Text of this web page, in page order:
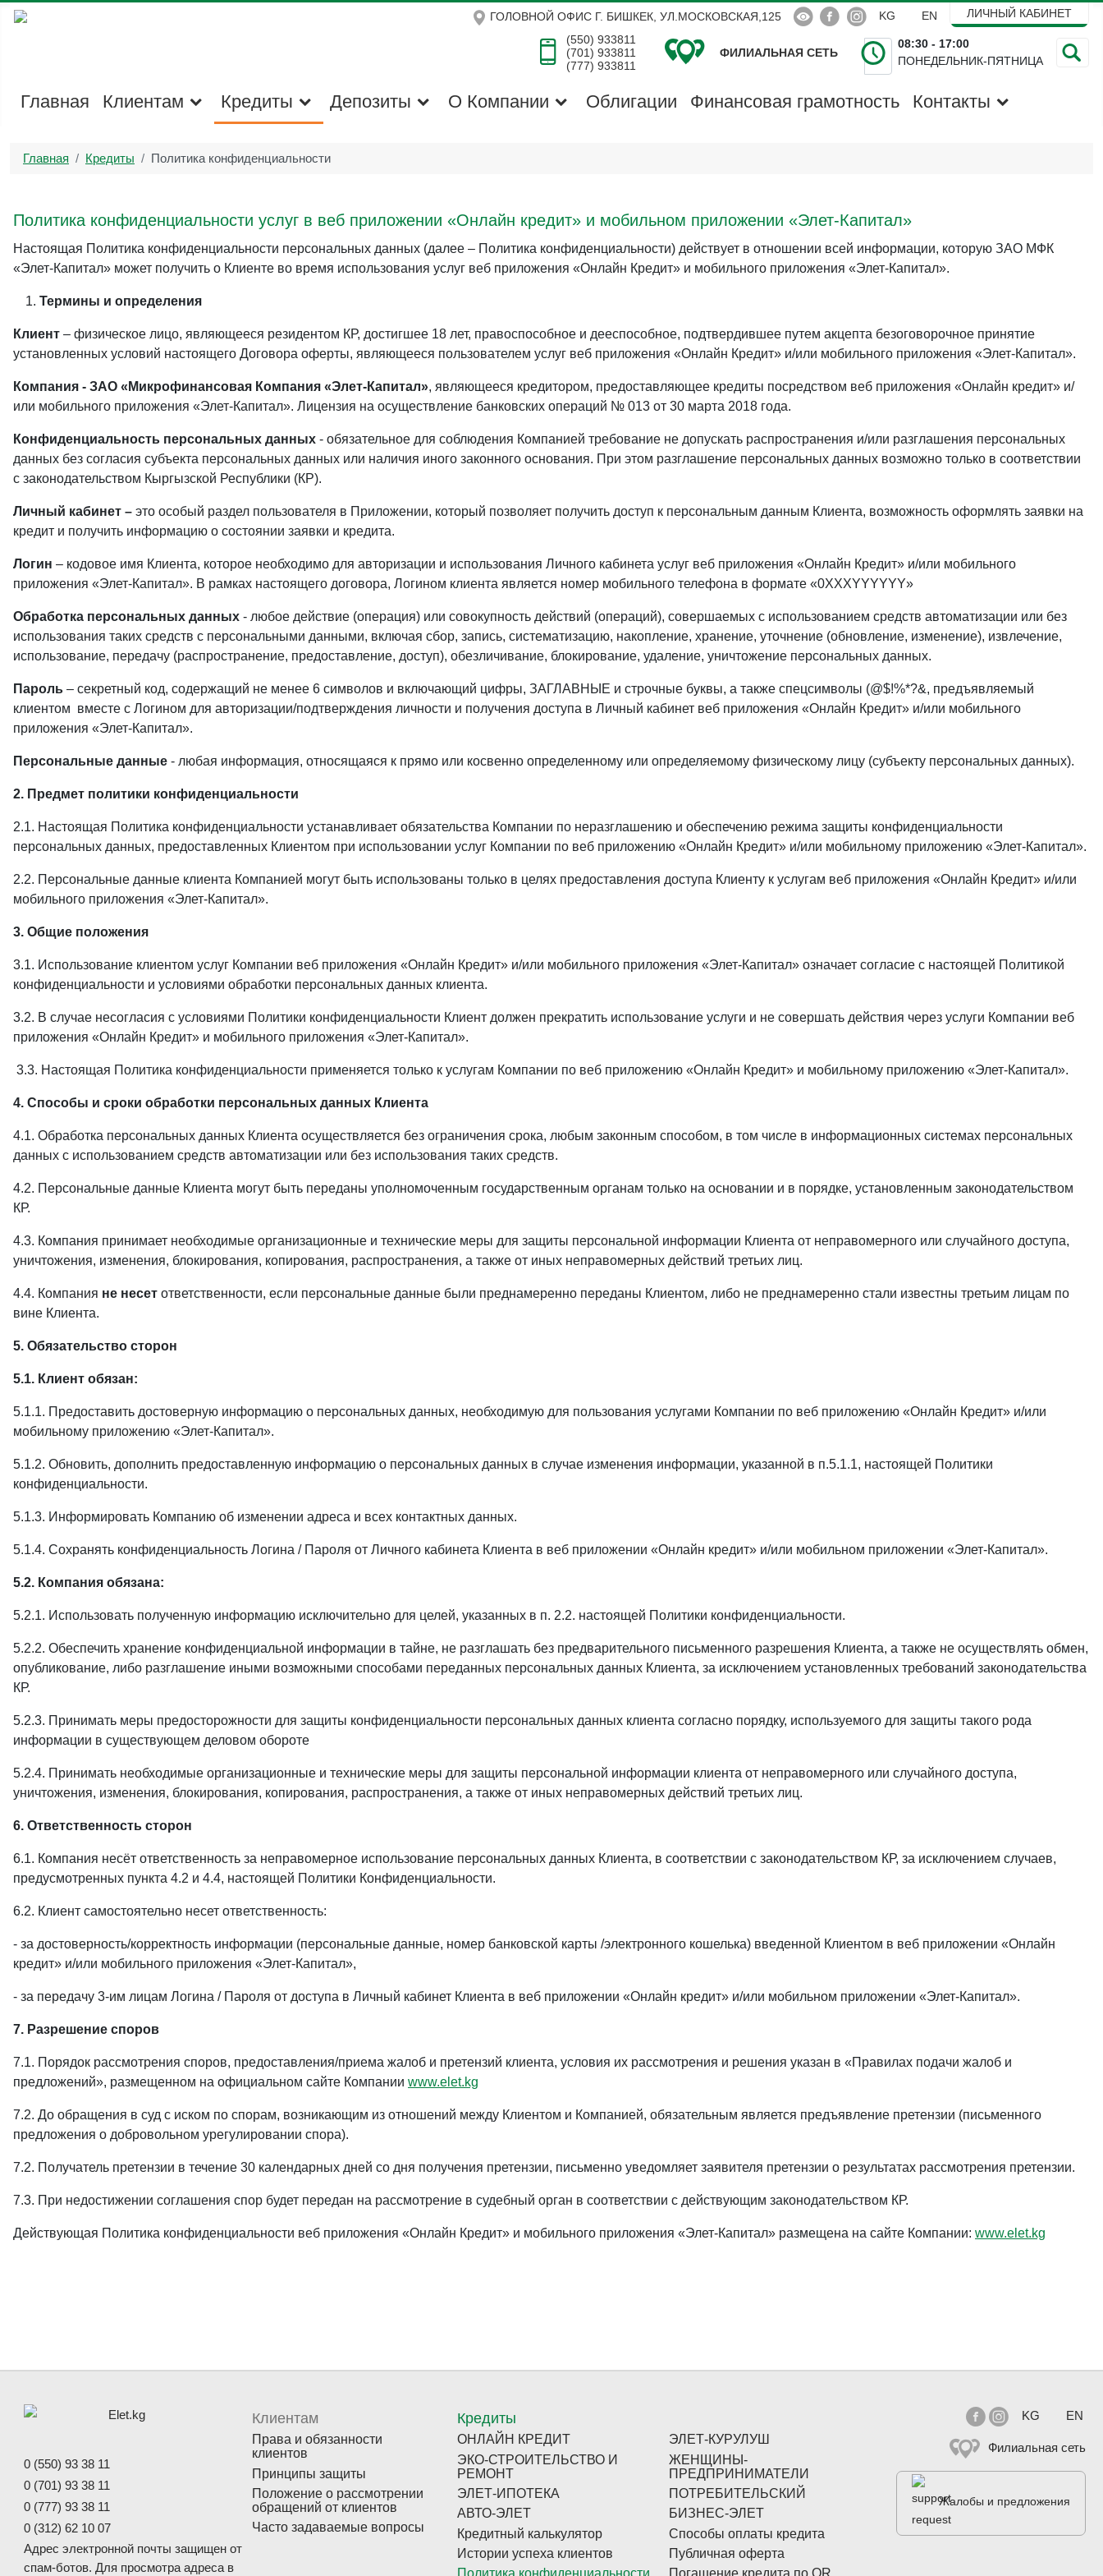
ГОЛОВНОЙ ОФИС Г. БИШКЕК, УЛ.МОСКОВСКАЯ,125   Выберите язык
KG EN
ЛИЧНЫЙ КАБИНЕТ
(550) 933811
(701) 933811
(777) 933811
ФИЛИАЛЬНАЯ СЕТЬ
08:30 - 17:00
ПОНЕДЕЛЬНИК-ПЯТНИЦА
Поиск
Главная Клиентам Кредиты Депозиты О Компании Облигации Финансовая грамотность Контакты
Главная Кредиты Политика конфиденциальности
Политика конфиденциальности услуг в веб приложении «Онлайн кредит» и мобильном приложении «Элет-Капитал»
Настоящая Политика конфиденциальности персональных данных (далее – Политика конфиденциальности) действует в отношении всей информации, которую ЗАО МФК
«Элет-Капитал» может получить о Клиенте во время использования услуг веб приложения «Онлайн Кредит» и мобильного приложения «Элет-Капитал».
Термины и определения
Клиент – физическое лицо, являющееся резидентом КР, достигшее 18 лет, правоспособное и дееспособное, подтвердившее путем акцепта безоговорочное принятие
установленных условий настоящего Договора оферты, являющееся пользователем услуг веб приложения «Онлайн Кредит» и/или мобильного приложения «Элет-Капитал».
Компания - ЗАО «Микрофинансовая Компания «Элет-Капитал», являющееся кредитором, предоставляющее кредиты посредством веб приложения «Онлайн кредит» и/
или мобильного приложения «Элет-Капитал». Лицензия на осуществление банковских операций № 013 от 30 марта 2018 года.
Конфиденциальность персональных данных - обязательное для соблюдения Компанией требование не допускать распространения и/или разглашения персональных
данных без согласия субъекта персональных данных или наличия иного законного основания. При этом разглашение персональных данных возможно только в соответствии
с законодательством Кыргызской Республики (КР).
Личный кабинет – это особый раздел пользователя в Приложении, который позволяет получить доступ к персональным данным Клиента, возможность оформлять заявки на
кредит и получить информацию о состоянии заявки и кредита.
Логин – кодовое имя Клиента, которое необходимо для авторизации и использования Личного кабинета услуг веб приложения «Онлайн Кредит» и/или мобильного
приложения «Элет-Капитал». В рамках настоящего договора, Логином клиента является номер мобильного телефона в формате «0ХХХYYYYYY»
Обработка персональных данных - любое действие (операция) или совокупность действий (операций), совершаемых с использованием средств автоматизации или без
использования таких средств с персональными данными, включая сбор, запись, систематизацию, накопление, хранение, уточнение (обновление, изменение), извлечение,
использование, передачу (распространение, предоставление, доступ), обезличивание, блокирование, удаление, уничтожение персональных данных.
Пароль – секретный код, содержащий не менее 6 символов и включающий цифры, ЗАГЛАВНЫЕ и строчные буквы, а также спецсимволы (@$!%*?&, предъявляемый
клиентом вместе с Логином для авторизации/подтверждения личности и получения доступа в Личный кабинет веб приложения «Онлайн Кредит» и/или мобильного
приложения «Элет-Капитал».
Персональные данные - любая информация, относящаяся к прямо или косвенно определенному или определяемому физическому лицу (субъекту персональных данных).
2. Предмет политики конфиденциальности
2.1. Настоящая Политика конфиденциальности устанавливает обязательства Компании по неразглашению и обеспечению режима защиты конфиденциальности
персональных данных, предоставленных Клиентом при использовании услуг Компании по веб приложению «Онлайн Кредит» и/или мобильному приложению «Элет-Капитал».
2.2. Персональные данные клиента Компанией могут быть использованы только в целях предоставления доступа Клиенту к услугам веб приложения «Онлайн Кредит» и/или
мобильного приложения «Элет-Капитал».
3. Общие положения
3.1. Использование клиентом услуг Компании веб приложения «Онлайн Кредит» и/или мобильного приложения «Элет-Капитал» означает согласие с настоящей Политикой
конфиденциальности и условиями обработки персональных данных клиента.
3.2. В случае несогласия с условиями Политики конфиденциальности Клиент должен прекратить использование услуги и не совершать действия через услуги Компании веб
приложения «Онлайн Кредит» и мобильного приложения «Элет-Капитал».
3.3. Настоящая Политика конфиденциальности применяется только к услугам Компании по веб приложению «Онлайн Кредит» и мобильному приложению «Элет-Капитал».
4. Способы и сроки обработки персональных данных Клиента
4.1. Обработка персональных данных Клиента осуществляется без ограничения срока, любым законным способом, в том числе в информационных системах персональных
данных с использованием средств автоматизации или без использования таких средств.
4.2. Персональные данные Клиента могут быть переданы уполномоченным государственным органам только на основании и в порядке, установленным законодательством
КР.
4.3. Компания принимает необходимые организационные и технические меры для защиты персональной информации Клиента от неправомерного или случайного доступа,
уничтожения, изменения, блокирования, копирования, распространения, а также от иных неправомерных действий третьих лиц.
4.4. Компания не несет ответственности, если персональные данные были преднамеренно переданы Клиентом, либо не преднамеренно стали известны третьим лицам по
вине Клиента.
5. Обязательство сторон
5.1. Клиент обязан:
5.1.1. Предоставить достоверную информацию о персональных данных, необходимую для пользования услугами Компании по веб приложению «Онлайн Кредит» и/или
мобильному приложению «Элет-Капитал».
5.1.2. Обновить, дополнить предоставленную информацию о персональных данных в случае изменения информации, указанной в п.5.1.1, настоящей Политики
конфиденциальности.
5.1.3. Информировать Компанию об изменении адреса и всех контактных данных.
5.1.4. Сохранять конфиденциальность Логина / Пароля от Личного кабинета Клиента в веб приложении «Онлайн кредит» и/или мобильном приложении «Элет-Капитал».
5.2. Компания обязана:
5.2.1. Использовать полученную информацию исключительно для целей, указанных в п. 2.2. настоящей Политики конфиденциальности.
5.2.2. Обеспечить хранение конфиденциальной информации в тайне, не разглашать без предварительного письменного разрешения Клиента, а также не осуществлять обмен,
опубликование, либо разглашение иными возможными способами переданных персональных данных Клиента, за исключением установленных требований законодательства
КР.
5.2.3. Принимать меры предосторожности для защиты конфиденциальности персональных данных клиента согласно порядку, используемого для защиты такого рода
информации в существующем деловом обороте
5.2.4. Принимать необходимые организационные и технические меры для защиты персональной информации клиента от неправомерного или случайного доступа,
уничтожения, изменения, блокирования, копирования, распространения, а также от иных неправомерных действий третьих лиц.
6. Ответственность сторон
6.1. Компания несёт ответственность за неправомерное использование персональных данных Клиента, в соответствии с законодательством КР, за исключением случаев,
предусмотренных пункта 4.2 и 4.4, настоящей Политики Конфиденциальности.
6.2. Клиент самостоятельно несет ответственность:
- за достоверность/корректность информации (персональные данные, номер банковской карты /электронного кошелька) введенной Клиентом в веб приложении «Онлайн
кредит» и/или мобильного приложения «Элет-Капитал»,
- за передачу 3-им лицам Логина / Пароля от доступа в Личный кабинет Клиента в веб приложении «Онлайн кредит» и/или мобильном приложении «Элет-Капитал».
7. Разрешение споров
7.1. Порядок рассмотрения споров, предоставления/приема жалоб и претензий клиента, условия их рассмотрения и решения указан в «Правилах подачи жалоб и
предложений», размещенном на официальном сайте Компании www.elet.kg
7.2. До обращения в суд с иском по спорам, возникающим из отношений между Клиентом и Компанией, обязательным является предъявление претензии (письменного
предложения о добровольном урегулировании спора).
7.2. Получатель претензии в течение 30 календарных дней со дня получения претензии, письменно уведомляет заявителя претензии о результатах рассмотрения претензии.
7.3. При недостижении соглашения спор будет передан на рассмотрение в судебный орган в соответствии с действующим законодательством КР.
Действующая Политика конфиденциальности веб приложения «Онлайн Кредит» и мобильного приложения «Элет-Капитал» размещена на сайте Компании: www.elet.kg
0 (550) 93 38 11
0 (701) 93 38 11
0 (777) 93 38 11
0 (312) 62 10 07
Адрес электронной почты защищен от
спам-ботов. Для просмотра адреса в
Клиентам
Права и обязанности
клиентов
Принципы защиты
Положение о рассмотрении
обращений от клиентов
Часто задаваемые вопросы
Кредиты
ОНЛАЙН КРЕДИТ
ЭЛЕТ-КУРУЛУШ
ЭКО-СТРОИТЕЛЬСТВО И
РЕМОНТ
ЖЕНЩИНЫ-
ПРЕДПРИНИМАТЕЛИ
ЭЛЕТ-ИПОТЕКА
ПОТРЕБИТЕЛЬСКИЙ
АВТО-ЭЛЕТ
БИЗНЕС-ЭЛЕТ
Кредитный калькулятор
Способы оплаты кредита
Истории успеха клиентов
Публичная оферта
Политика конфиденциальности
Погашение кредита по QR
 Выберите язык
KG EN
Филиальная сеть
Жалобы и предложения